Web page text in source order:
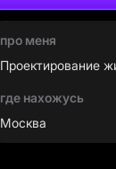
про меня
Проектирование
где нахожусь
Москва